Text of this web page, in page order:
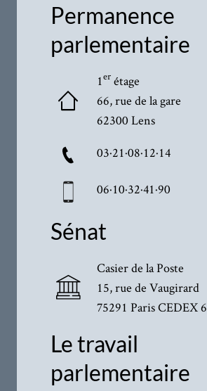
Permanence
parlementaire
1erétage
66, rue de la gare
62300 Lens
03·21·08·12·14
06·10·32·41·90
Sénat
Casier de la Poste
15, rue de Vaugirard
75291 Paris CEDEX 6
Le travail
parlementaire